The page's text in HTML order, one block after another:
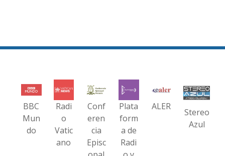
BBC
Mun
do
Radi
o
Vatic
ano
Conf
eren
cia
Episc
Plata
form
a de
Radi
ALER
Stereo
Azul